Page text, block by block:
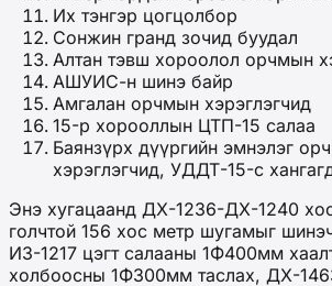
Их тэнгэр цогцолбор
Сонжин гранд зочид буудал
Алтан тэвш хороолол орчмын
АШУИС-н шинэ байр
Амгалан орчмын хэрэглэгчид
15-р хорооллын ЦТП-15 салаа
Баянзүрх дүүргийн эмнэлэг
хэрэглэгчид, УДДТ-15-с
Энэ хугацаанд ДХ-1236-ДХ-1240
голчтой 156 хос метр шугамыг
ИЗ-1217 цэгт салааны 1Ф400мм
холбоосны 1Ф300мм таслах, ДХ-